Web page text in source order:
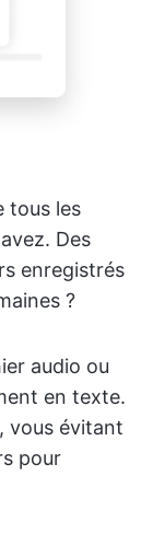
tous les
Des
enregistrés
?
audio ou
en texte.
, vous évitant
pour